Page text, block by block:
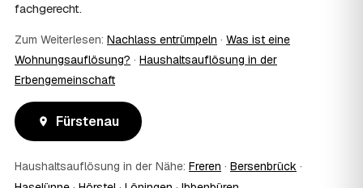
lassen sich per Fotos auf dem Laufenden halten. Eine
genügt meist.
09 Bekomme ich einen Entsorgungsnachweis?
Ja. Sie erhalten auf Wunsch einen Entsorgungs- bzw.
So ist dokumentiert, dass der Hausstand in Fürstenau
umweltgerecht und rechtssicher entsorgt wurde.
Oft schon innerhalb weniger Tage, in vielen Regionen
fachgerecht.
Zum Weiterlesen: Nachlass entrümpeln · Was ist eine
Wohnungsauflösung? · Haushaltsauflösung in der
Erbengemeinschaft
Fürstenau
Haushaltsauflösung in der Nähe: Freren · Bersenbrück ·